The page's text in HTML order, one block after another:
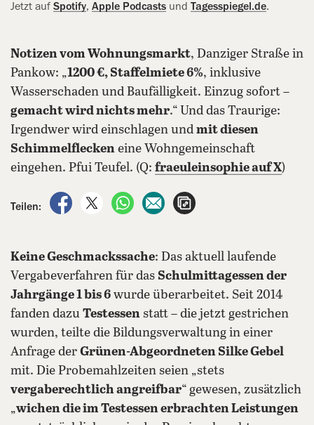
Jetzt auf Spotify, Apple Podcasts und Tagesspiegel.de.
Notizen vom Wohnungsmarkt, Danziger Straße in
Pankow: „1200 €, Staffelmiete 6%, inklusive
Wasserschaden und Baufälligkeit. Einzug sofort –
gemacht wird nichts mehr.“ Und das Traurige:
Irgendwer wird einschlagen und mit diesen
Schimmelflecken eine Wohngemeinschaft
eingehen. Pfui Teufel. (Q: fraeuleinsophie auf X)
Teilen:
auf Facebook teilen
auf X teilenper WhatsApp teilen
per E-Mail teilen
Keine Geschmackssache: Das aktuell laufende
Vergabeverfahren für das Schulmittagessen der
Jahrgänge 1 bis 6 wurde überarbeitet. Seit 2014
fanden dazu Testessen statt – die jetzt gestrichen
wurden, teilte die Bildungsverwaltung in einer
Anfrage der Grünen-Abgeordneten Silke Gebel
mit. Die Probemahlzeiten seien „stets
vergaberechtlich angreifbar“ gewesen, zusätzlich
„wichen die im Testessen erbrachten Leistungen